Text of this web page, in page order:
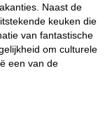
Naast de
keuken die
van fantastische
om culturele
een van de